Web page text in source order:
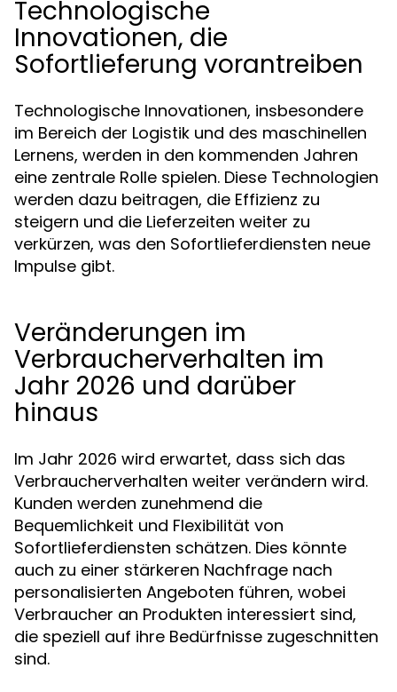
Technologische
Innovationen, die
Sofortlieferung vorantreiben
Technologische Innovationen, insbesondere
im Bereich der Logistik und des maschinellen
Lernens, werden in den kommenden Jahren
eine zentrale Rolle spielen. Diese Technologien
werden dazu beitragen, die Effizienz zu
steigern und die Lieferzeiten weiter zu
verkürzen, was den Sofortlieferdiensten neue
Impulse gibt.
Veränderungen im
Verbraucherverhalten im
Jahr 2026 und darüber
hinaus
Im Jahr 2026 wird erwartet, dass sich das
Verbraucherverhalten weiter verändern wird.
Kunden werden zunehmend die
Bequemlichkeit und Flexibilität von
Sofortlieferdiensten schätzen. Dies könnte
auch zu einer stärkeren Nachfrage nach
personalisierten Angeboten führen, wobei
Verbraucher an Produkten interessiert sind,
die speziell auf ihre Bedürfnisse zugeschnitten
sind.